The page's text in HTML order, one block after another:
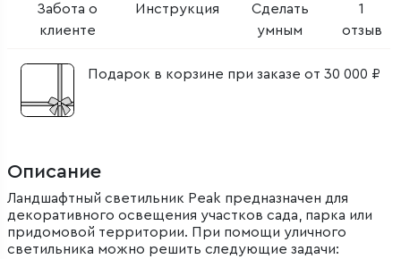
Забота о
клиенте
Инструкция
Сделать
умным
1
отзыв
Подарок в корзине при заказе от 30 000 ₽
Описание
Ландшафтный светильник Peak предназначен для
декоративного освещения участков сада, парка или
придомовой территории. При помощи уличного
светильника можно решить следующие задачи: